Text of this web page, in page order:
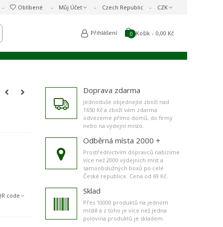
Oblíbené Můj Účet Czech Republic CZK
Přihlášení 0 Košík - 0,00 Kč
code
Doprava zdarma
Jednoduše objednejte zboží nad
1650 Kč a zboží vám zdarma
odvezeme přímo domů, do firmy
nebo na výdejní místo.
Odběrná místa 2000 +
Prostřednictvím dopravců nabízíme
více než 2000 výdejních míst a
samoobslužných boxů po celé
České republice. Cena od 69 Kč.
Sklad
Přes 10000 produktů na jednom
místě a z toho je více než jedna
polovina produktů je skladem.